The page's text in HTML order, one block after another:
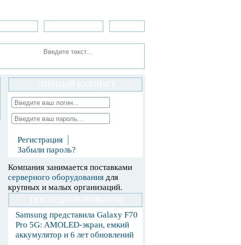
Регистрация
Забыли пароль?
Компания занимается поставками
серверного оборудования для
крупных и малых организаций.
Samsung представила Galaxy F70
Pro 5G: AMOLED-экран, емкий
аккумулятор и 6 лет обновлений